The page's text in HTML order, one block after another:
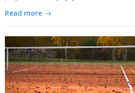
Read more